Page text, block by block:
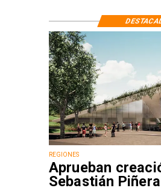
REGIONES
Aprueban
Sebastián